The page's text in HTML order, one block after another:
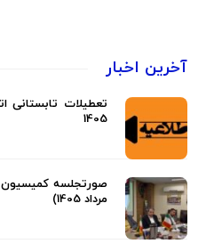
آخرین اخبار
1405
مرداد 1405)